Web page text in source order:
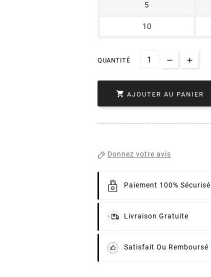
5
10
QUANTITÉ
 AJOUTER AU PANIER
Donnez votre avis
Paiement 100% Sécurisé
Livraison Gratuite
Satisfait Ou Remboursé